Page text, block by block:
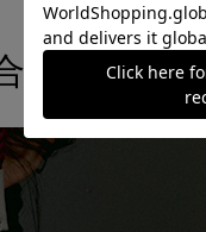
い豊かな